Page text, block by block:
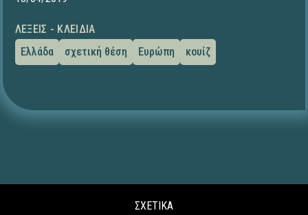
ΛΈΞΕΙΣ - ΚΛΕΙΔΙΆ
Ελλάδα
σχετική θέση Ευρώπη κουίζ
ΣΧΕΤΙΚΑ